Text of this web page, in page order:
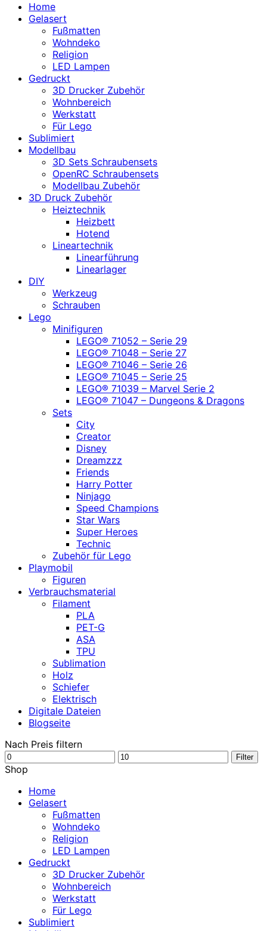
Home
Gelasert
Fußmatten
Wohndeko
Religion
LED Lampen
Gedruckt
3D Drucker Zubehör
Wohnbereich
Werkstatt
Für Lego
Sublimiert
Modellbau
3D Sets Schraubensets
OpenRC Schraubensets
Modellbau Zubehör
3D Druck Zubehör
Heiztechnik
Heizbett
Hotend
Lineartechnik
Linearführung
Linearlager
DIY
Werkzeug
Schrauben
Lego
Minifiguren
LEGO® 71052 – Serie 29
LEGO® 71048 – Serie 27
LEGO® 71046 – Serie 26
LEGO® 71045 – Serie 25
LEGO® 71039 – Marvel Serie 2
LEGO® 71047 – Dungeons & Dragons
Sets
City
Creator
Disney
Dreamzzz
Friends
Harry Potter
Ninjago
Speed Champions
Star Wars
Super Heroes
Technic
Zubehör für Lego
Playmobil
Figuren
Verbrauchsmaterial
Filament
PLA
PET-G
ASA
TPU
Sublimation
Holz
Schiefer
Elektrisch
Digitale Dateien
Blogseite
Nach Preis filtern
Min.
Preis
Max.
Filter
Shop
Home
Gelasert
Fußmatten
Wohndeko
Religion
LED Lampen
Gedruckt
3D Drucker Zubehör
Wohnbereich
Werkstatt
Für Lego
Sublimiert